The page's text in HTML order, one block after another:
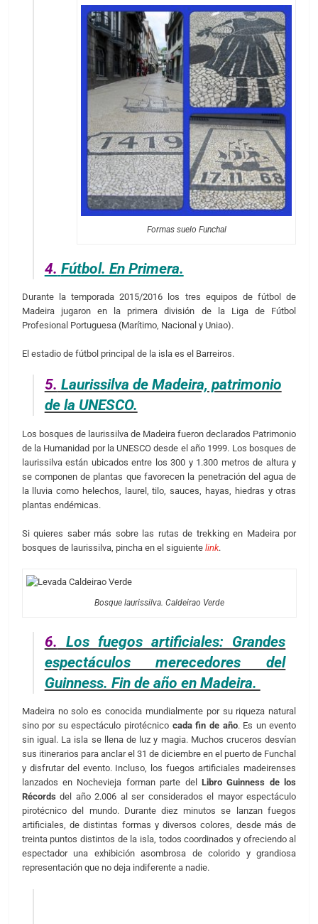
Formas suelo Funchal
4. Fútbol. En Primera.
Durante la temporada 2015/2016 los tres equipos de fútbol de
Madeira jugaron en la primera división de la Liga de Fútbol
Profesional Portuguesa (Marítimo, Nacional y Uniao).
El estadio de fútbol principal de la isla es el Barreiros.
5. Laurissilva de Madeira, patrimonio
de la UNESCO.
Los bosques de laurissilva de Madeira fueron declarados Patrimonio
de la Humanidad por la UNESCO desde el año 1999. Los bosques de
laurissilva están ubicados entre los 300 y 1.300 metros de altura y
se componen de plantas que favorecen la penetración del agua de
la lluvia como helechos, laurel, tilo, sauces, hayas, hiedras y otras
plantas endémicas.
Si quieres saber más sobre las rutas de trekking en Madeira por
bosques de laurissilva, pincha en el siguiente link.
Bosque laurissilva. Caldeirao Verde
6. Los fuegos artificiales: Grandes
espectáculos merecedores del
Guinness. Fin de año en Madeira.
Madeira no solo es conocida mundialmente por su riqueza natural
sino por su espectáculo pirotécnico cada fin de año. Es un evento
sin igual. La isla se llena de luz y magia. Muchos cruceros desvían
sus itinerarios para anclar el 31 de diciembre en el puerto de Funchal
y disfrutar del evento. Incluso, los fuegos artificiales madeirenses
lanzados en Nochevieja forman parte delLibro Guinness de los
Récords del año 2.006 al ser considerados el mayor espectáculo
pirotécnico del mundo. Durante diez minutos se lanzan fuegos
artificiales, de distintas formas y diversos colores, desde más de
treinta puntos distintos de la isla, todos coordinados y ofreciendo al
espectador una exhibición asombrosa de colorido y grandiosa
representación que no deja indiferente a nadie.